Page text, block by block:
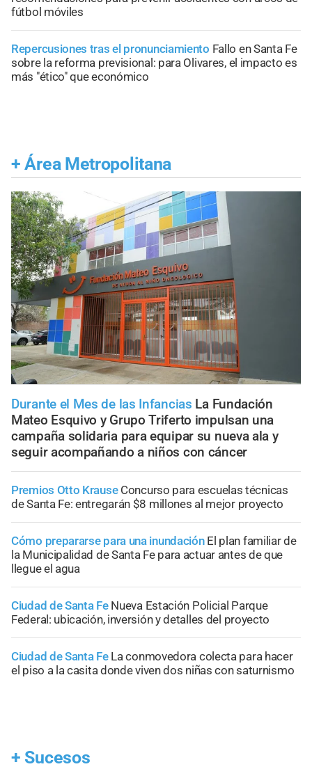
fútbol móviles
Repercusiones tras el pronunciamiento Fallo en Santa Fe
sobre la reforma previsional: para Olivares, el impacto es
más "ético" que económico
+ Área Metropolitana
Durante el Mes de las Infancias La Fundación
Mateo Esquivo y Grupo Triferto impulsan una
campaña solidaria para equipar su nueva ala y
seguir acompañando a niños con cáncer
Premios Otto Krause Concurso para escuelas técnicas
de Santa Fe: entregarán $8 millones al mejor proyecto
Cómo prepararse para una inundación El plan familiar de
la Municipalidad de Santa Fe para actuar antes de que
llegue el agua
Ciudad de Santa Fe Nueva Estación Policial Parque
Federal: ubicación, inversión y detalles del proyecto
Ciudad de Santa Fe La conmovedora colecta para hacer
el piso a la casita donde viven dos niñas con saturnismo
+ Sucesos